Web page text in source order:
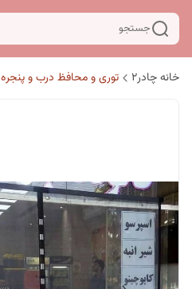
جستجو
خانه چادر۲ توری و محافظ درب و پنجره